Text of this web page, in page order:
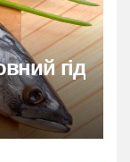
гід